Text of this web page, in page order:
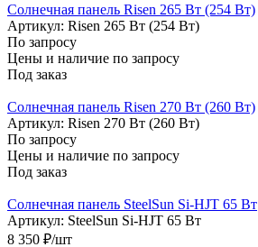
Солнечная панель Risen 265 Вт (254 Вт)
Артикул: Risen 265 Вт (254 Вт)
По запросу
Цены и наличие по запросу
Под заказ
Солнечная панель Risen 270 Вт (260 Вт)
Артикул: Risen 270 Вт (260 Вт)
По запросу
Цены и наличие по запросу
Под заказ
Солнечная панель SteelSun Si-HJT 65 Вт
Артикул: SteelSun Si-HJT 65 Вт
8 350 ₽/шт